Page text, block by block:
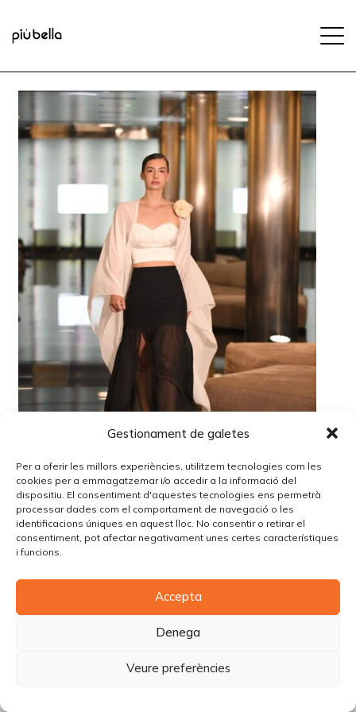
Gestionament de galetes
Per a oferir les millors experiències, utilitzem tecnologies com les
cookies per a emmagatzemar i/o accedir a la informació del
dispositiu. El consentiment d'aquestes tecnologies ens permetrà
processar dades com el comportament de navegació o les
identificacions úniques en aquest lloc. No consentir o retirar el
consentiment, pot afectar negativament unes certes característiques
i funcions.
Accepta
Denega
Veure preferències
© Copyright Piùbella Models Agency2026
Creative Corner Agency
Política de cookies